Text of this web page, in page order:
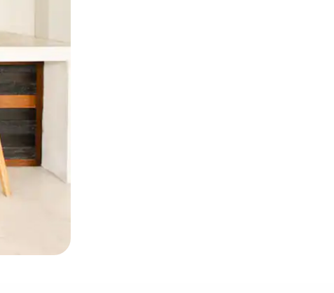
bien tocando y deslizando la pantalla.